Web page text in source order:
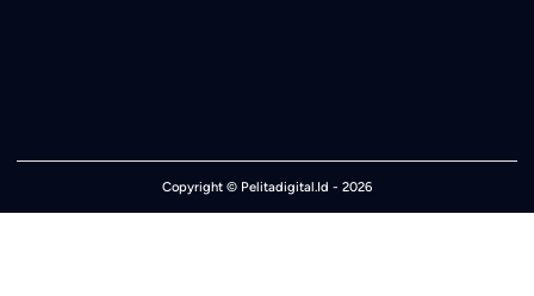
Copyright © Pelitadigital.Id - 2026